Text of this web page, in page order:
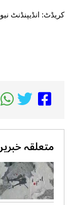
کریڈٹ: انڈیپنڈنٹ
متعلقہ